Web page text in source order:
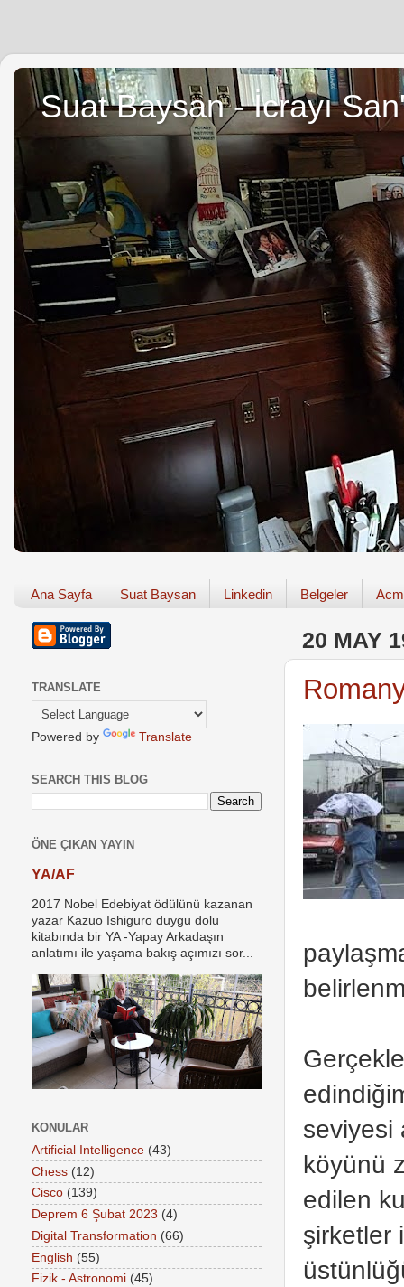
Suat Baysan - İcrayı
Ana Sayfa Suat Baysan Linkedin Belgeler
20 MAY
seviyesi
köyünü
edilen
şirketler
TRANSLATE
Powered by Translate
SEARCH THIS BLOG
ÖNE ÇIKAN YAYIN
YA/AF
2017 Nobel Edebiyat ödülünü kazanan
yazar Kazuo Ishiguro duygu dolu
kitabında bir YA -Yapay Arkadaşın
anlatımı ile yaşama bakış açımızı sor...
KONULAR
Artificial Intelligence (43)
Chess (12)
Cisco (139)
Deprem 6 Şubat 2023 (4)
Digital Transformation (66)
English (55)
Fizik - Astronomi (45)